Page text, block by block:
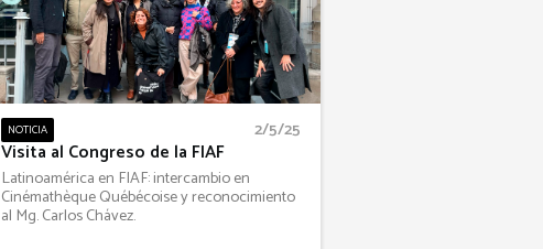
NOTICIA 2/5/25
Visita al Congreso de la FIAF
Latinoamérica en FIAF: intercambio en
Cinémathèque Québécoise y reconocimiento
al Mg. Carlos Chávez.